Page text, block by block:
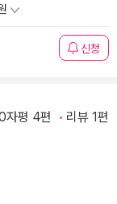
신청
자평 4편 리뷰 1편